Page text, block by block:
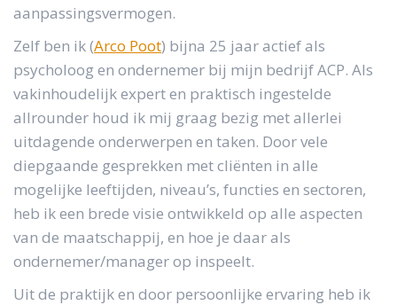
aanpassingsvermogen.
Zelf ben ik (Arco Poot) bijna 25 jaar actief als
psycholoog en ondernemer bij mijn bedrijf ACP. Als
vakinhoudelijk expert en praktisch ingestelde
allrounder houd ik mij graag bezig met allerlei
uitdagende onderwerpen en taken. Door vele
diepgaande gesprekken met cliënten in alle
mogelijke leeftijden, niveau’s, functies en sectoren,
heb ik een brede visie ontwikkeld op alle aspecten
van de maatschappij, en hoe je daar als
ondernemer/manager op inspeelt.
Uit de praktijk en door persoonlijke ervaring heb ik